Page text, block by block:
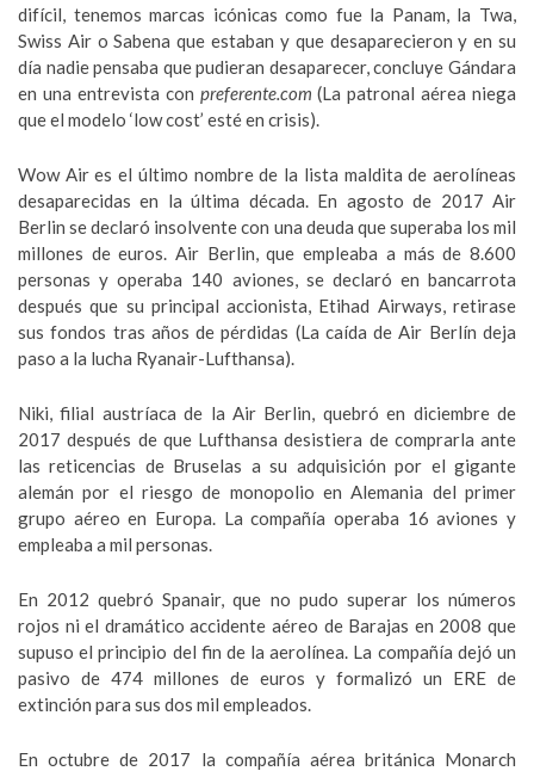
difícil, tenemos marcas icónicas como fue la Panam, la Twa,
Swiss Air o Sabena que estaban y que desaparecieron y en su
día nadie pensaba que pudieran desaparecer, concluye Gándara
en una entrevista con preferente.com (La patronal aérea niega
que el modelo ‘low cost’ esté en crisis).
Wow Air es el último nombre de la lista maldita de aerolíneas
desaparecidas en la última década. En agosto de 2017 Air
Berlin se declaró insolvente con una deuda que superaba los mil
millones de euros. Air Berlin, que empleaba a más de 8.600
personas y operaba 140 aviones, se declaró en bancarrota
después que su principal accionista, Etihad Airways, retirase
sus fondos tras años de pérdidas (La caída de Air Berlín deja
paso a la lucha Ryanair-Lufthansa).
Niki, filial austríaca de la Air Berlin, quebró en diciembre de
2017 después de que Lufthansa desistiera de comprarla ante
las reticencias de Bruselas a su adquisición por el gigante
alemán por el riesgo de monopolio en Alemania del primer
grupo aéreo en Europa. La compañía operaba 16 aviones y
empleaba a mil personas.
En 2012 quebró Spanair, que no pudo superar los números
rojos ni el dramático accidente aéreo de Barajas en 2008 que
supuso el principio del fin de la aerolínea. La compañía dejó un
pasivo de 474 millones de euros y formalizó un ERE de
extinción para sus dos mil empleados.
En octubre de 2017 la compañía aérea británica Monarch